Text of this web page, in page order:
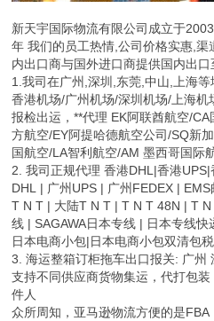
新天宇国际物流有限公司成立于
年 我们的员工热情,公司价格实惠,渠
内出口商与国外进口商提供国内出
1.我司在广州,深圳,东莞,中山,上海
香港机场/广州机场/深圳机场/上海
报检出运，**代理 EK阿联酋航空/
方航空/EY阿提哈德航空公司/SQ新
国航空/LA智利航空/AM 墨西哥国际
2. 我司正规代理 香港DHL|香港UPS|
DHL | 广州UPS | 广州FEDEX |
T N T | 大陆T N T | T N T 48N | T
线 | SAGAWA日本专线 | 日本专线
日本电商小包|日本电商小包双清包税
3. 海运整箱订柜拖车出口报关: 广州
支持不同供应商货物集运，代打包
件人
众所周知，亚马逊物流方便的是